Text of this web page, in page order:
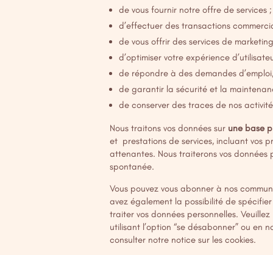
de vous fournir notre offre de services
d’effectuer des transactions
de vous offrir des services de
d’optimiser votre expérience
de répondre à des demandes
de garantir la sécurité et la
de conserver des traces de nos
Nous traitons vos données sur une base
et prestations de services, incluant vos
attenantes. Nous traiterons vos données
spontanée.
Vous pouvez vous abonner à nos
avez également la possibilité de
traiter vos données personnelles.
utilisant l’option “se désabonner” ou
consulter notre notice sur les cookies.